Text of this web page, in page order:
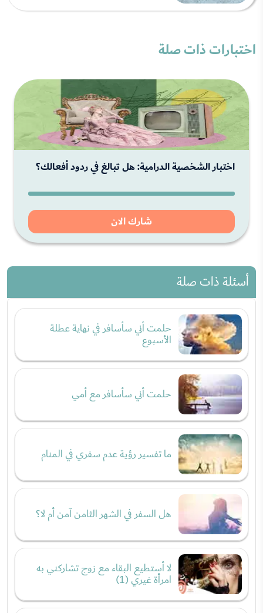
اختبارات ذات صلة
اختبار الشخصية الدرامية: هل تبالغ في ردود أفعالك؟
شارك الان
أسئلة ذات صلة
حلمت أني سأسافر في نهاية عطلة
الأسبوع
حلمت أني سأسافر مع أمي
ما تفسير رؤية عدم سفري في المنام
هل السفر في الشهر الثامن آمن أم لا؟
لا أستطيع البقاء مع زوج تشاركني به
امرأة غيري (1)